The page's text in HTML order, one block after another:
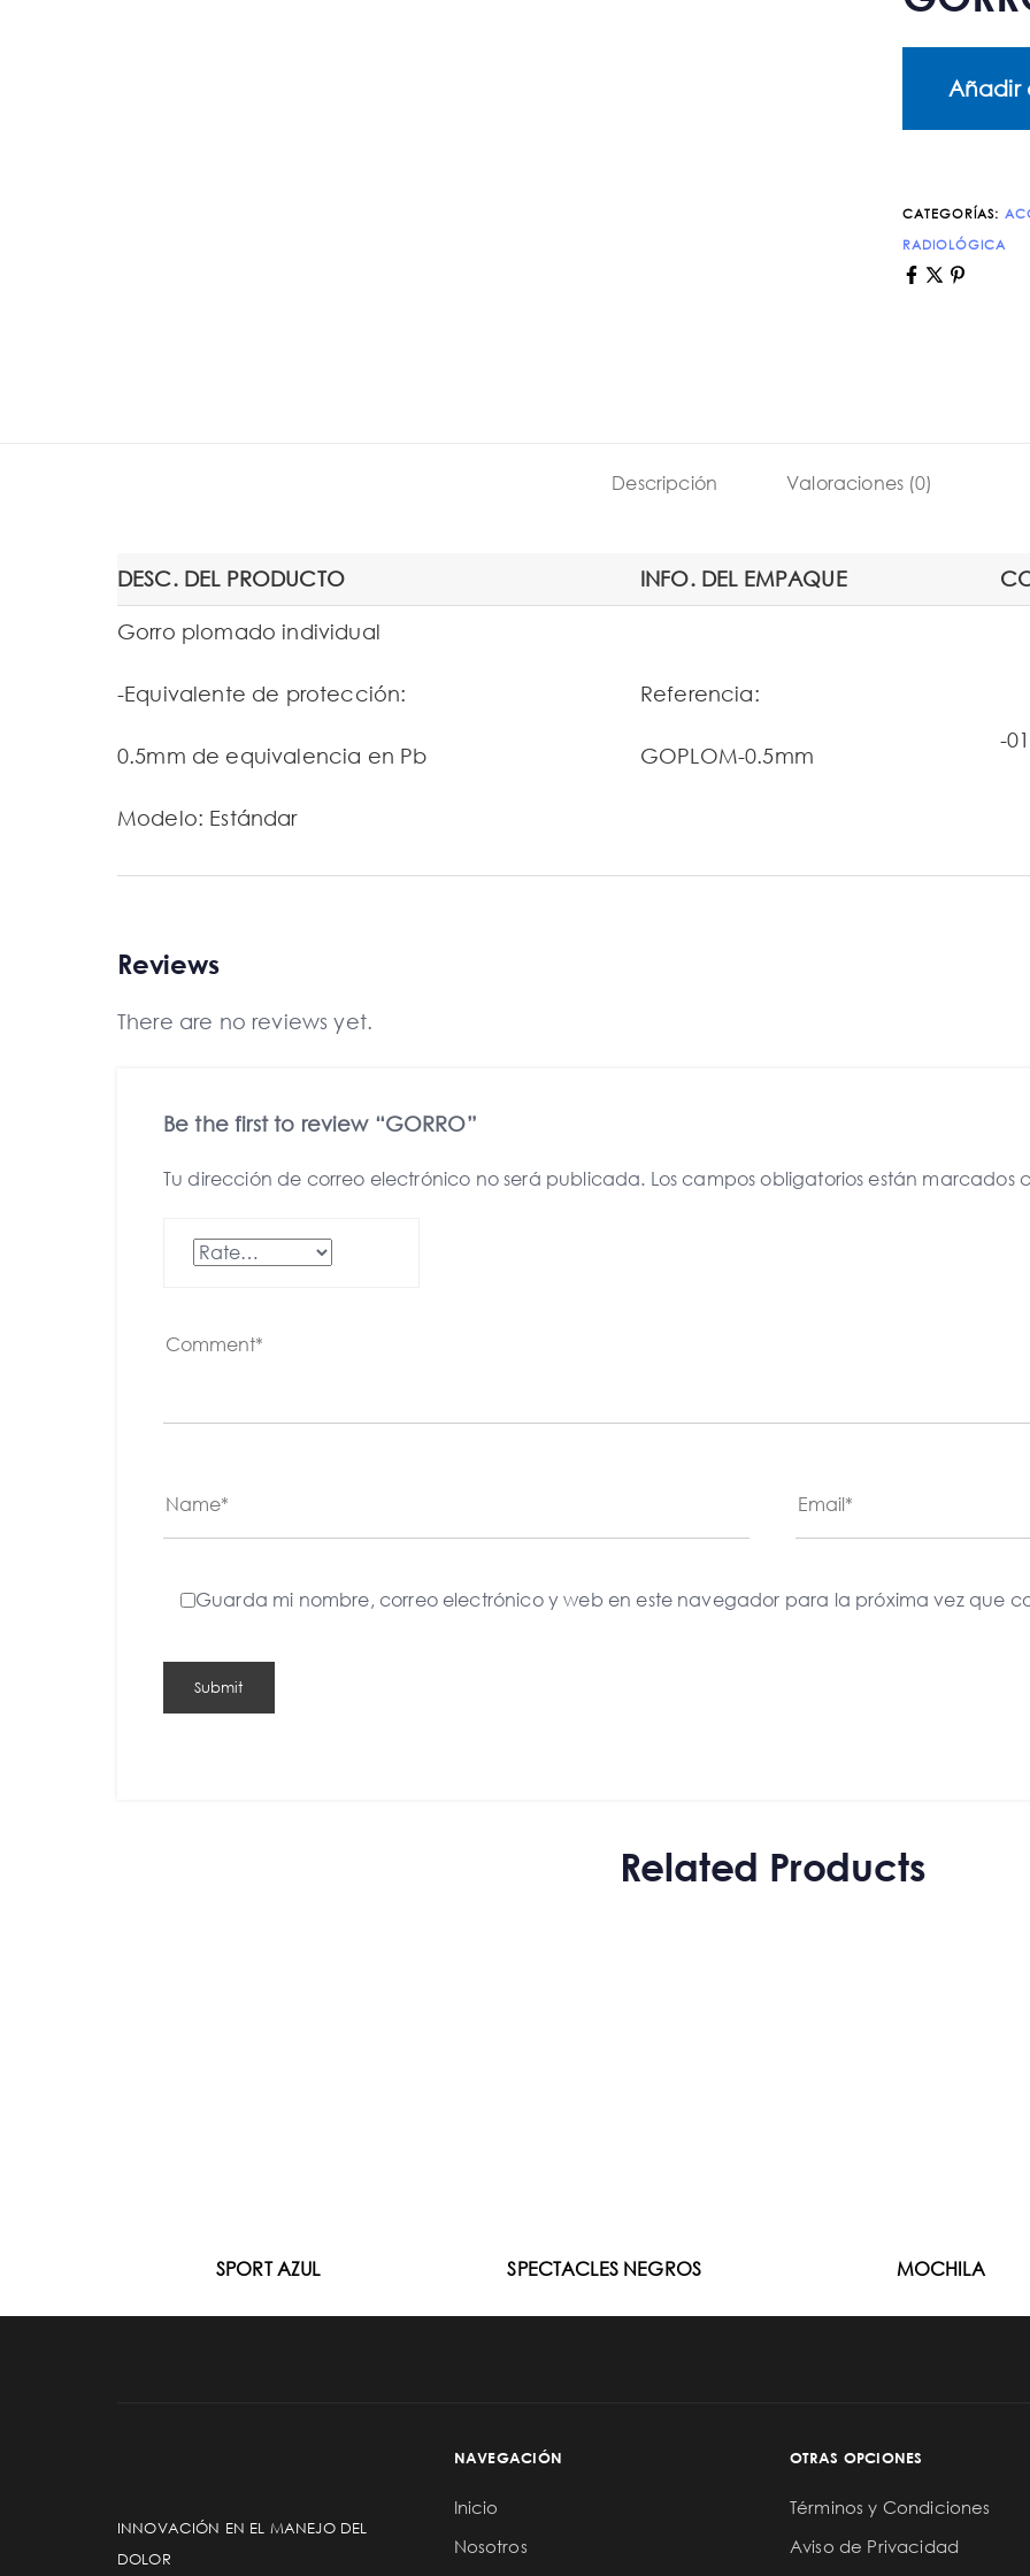
Añadir
CATEGORÍAS:
RADIOLÓGICA
Descripción Valoraciones (0)
DESC. DEL PRODUCTO INFO. DEL EMPAQUE
Gorro plomado individual
-Equivalente de protección:
0.5mm de equivalencia en Pb
Modelo: Estándar
Referencia:
GOPLOM-0.5mm
-
Reviews
There are no reviews yet.
Be the first to review “GORRO”
Tu dirección de correo electrónico no será publicada. Los campos obligatorios están marcados
Guarda mi nombre, correo electrónico y web en este navegador para la próxima vez que
Related Products
SPORT AZUL SPECTACLES NEGROS MOCHILA
INNOVACIÓN EN EL MANEJO DEL
DOLOR
NAVEGACIÓN
Inicio
Nosotros
OTRAS OPCIONES
Términos y Condiciones
Aviso de Privacidad